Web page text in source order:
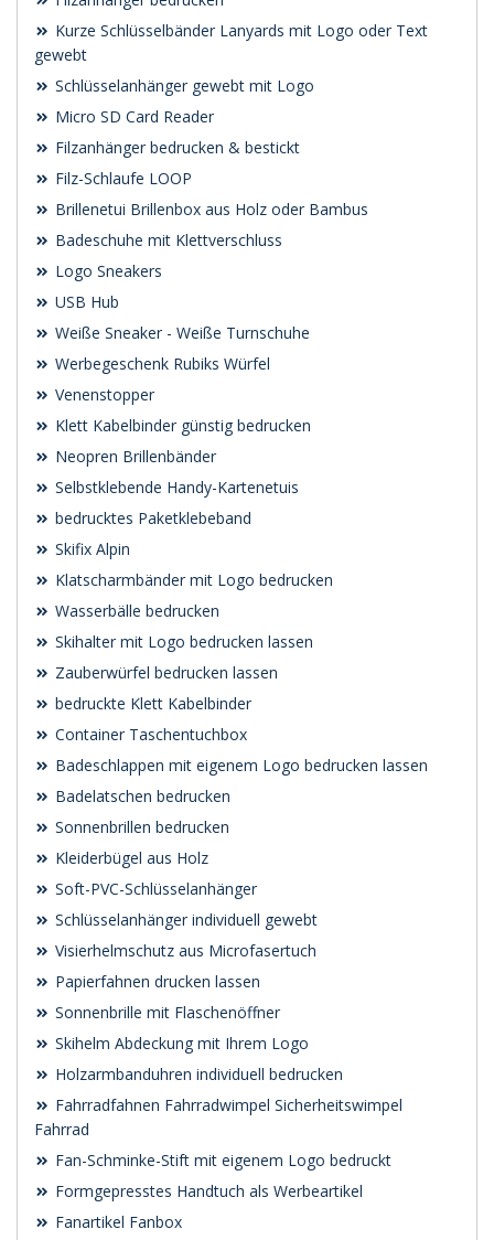
Kurze Schlüsselbänder Lanyards mit Logo oder Text
gewebt
Schlüsselanhänger gewebt mit Logo
Micro SD Card Reader
Filzanhänger bedrucken & bestickt
Filz-Schlaufe LOOP
Brillenetui Brillenbox aus Holz oder Bambus
Badeschuhe mit Klettverschluss
Logo Sneakers
USB Hub
Weiße Sneaker - Weiße Turnschuhe
Werbegeschenk Rubiks Würfel
Venenstopper
Klett Kabelbinder günstig bedrucken
Neopren Brillenbänder
Selbstklebende Handy-Kartenetuis
bedrucktes Paketklebeband
Skifix Alpin
Klatscharmbänder mit Logo bedrucken
Wasserbälle bedrucken
Skihalter mit Logo bedrucken lassen
Zauberwürfel bedrucken lassen
bedruckte Klett Kabelbinder
Container Taschentuchbox
Badeschlappen mit eigenem Logo bedrucken lassen
Badelatschen bedrucken
Sonnenbrillen bedrucken
Kleiderbügel aus Holz
Soft-PVC-Schlüsselanhänger
Schlüsselanhänger individuell gewebt
Visierhelmschutz aus Microfasertuch
Papierfahnen drucken lassen
Sonnenbrille mit Flaschenöffner
Skihelm Abdeckung mit Ihrem Logo
Holzarmbanduhren individuell bedrucken
Fahrradfahnen Fahrradwimpel Sicherheitswimpel
Fahrrad
Fan-Schminke-Stift mit eigenem Logo bedruckt
Formgepresstes Handtuch als Werbeartikel
Fanartikel Fanbox